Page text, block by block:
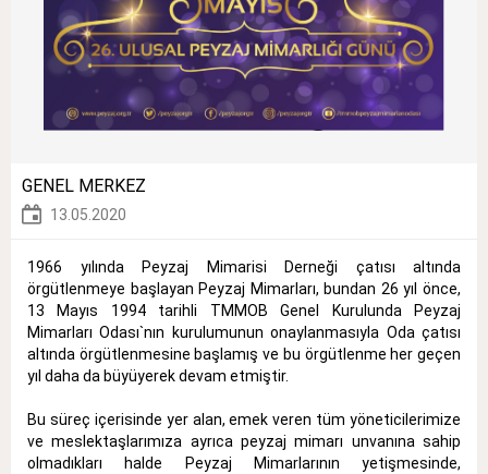
GENEL MERKEZ
13.05.2020
1966 yılında Peyzaj Mimarisi Derneği çatısı altında
örgütlenmeye başlayan Peyzaj Mimarları, bundan 26 yıl önce,
13 Mayıs 1994 tarihli TMMOB Genel Kurulunda Peyzaj
Mimarları Odası`nın kurulumunun onaylanmasıyla Oda çatısı
altında örgütlenmesine başlamış ve bu örgütlenme her geçen
yıl daha da büyüyerek devam etmiştir.
Bu süreç içerisinde yer alan, emek veren tüm yöneticilerimize
ve meslektaşlarımıza ayrıca peyzaj mimarı unvanına sahip
olmadıkları halde Peyzaj Mimarlarının yetişmesinde,